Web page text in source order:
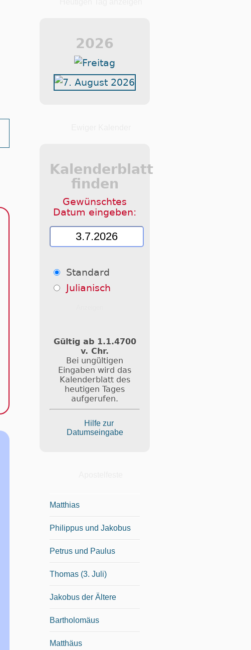
2026
Kalenderblatt
finden
Gewünschtes
Datum eingeben:
Standard
Julianisch
Gültig ab 1.1.4700
v. Chr.
Bei ungültigen
Eingaben wird das
Kalenderblatt des
heutigen Tages
aufgerufen.
Hilfe zur
Datumseingabe
Matthias
Philippus und Jakobus
Petrus und Paulus
Thomas (3. Juli)
Jakobus der Ältere
Bartholomäus
Matthäus